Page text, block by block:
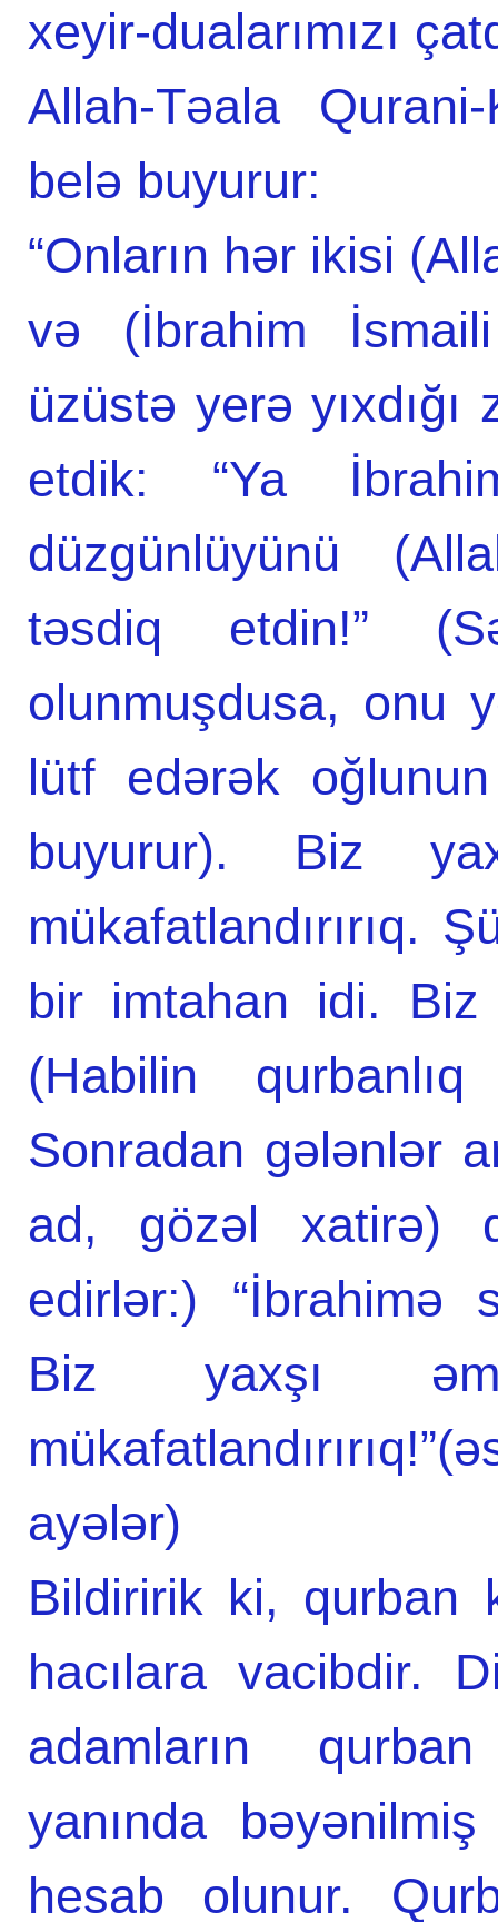
xeyir-dualarımızı
Allah-Təala
belə buyurur:
“Onların hər ikisi
və (İbrahim
üzüstə yerə
etdik: “Ya
düzgünlüyünü
təsdiq etdin!”
olunmuşdusa, onu
lütf edərək
buyurur). Biz
mükafatlandırırıq.
bir imtahan idi. Biz
(Habilin
Sonradan gələnlər
ad, gözəl xatirə)
edirlər:) “İbrahimə
Biz yaxşı
ayələr)
Bildiririk ki, qurban
hacılara vacibdir.
adamların
yanında
hesab olunur.